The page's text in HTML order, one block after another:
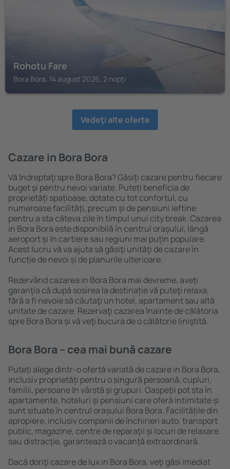
Rohotu Fare
Bora Bora, 14 august 2026, 2 nopți
Vedeţi alte oferte
Cazare in Bora Bora
Vă ȋndreptaţi spre Bora Bora? Găsiți cazare pentru fiecare
buget şi pentru nevoi variate. Puteți beneficia de
proprietăți spațioase, dotate cu tot confortul, cu
numeroase facilități, precum și de pensiuni ieftine
pentru a sta câteva zile în timpul unui city break. Cazarea
in Bora Bora este disponibilă în centrul orașului, lângă
aeroport și în cartiere sau regiuni mai puțin populare.
Acest lucru vă va ajuta să găsiţi unităţi de cazare în
funcție de nevoi și de planurile ulterioare.
Rezervând cazarea in Bora Bora mai devreme, aveți
garanţia că după sosirea la destinație vă puteţi relaxa,
fără a fi nevoie să căutaţi un hotel, apartament sau altă
unitate de cazare. Rezervaţi cazarea înainte de călătoria
spre Bora Bora și vă veţi bucura de o călătorie liniştită.
Bora Bora – cea mai bună cazare
Puteți alege dintr-o ofertă variată de cazare in Bora Bora,
inclusiv proprietăți pentru o singură persoană, cupluri,
familii, persoane ȋn vârstă și grupuri. Oaspeţii pot sta în
apartamente, hoteluri și pensiuni care oferă intimitate și
sunt situate în centrul orașului Bora Bora. Facilitățile din
apropiere, inclusiv companii de închirieri auto, transport
public, magazine, centre de reparaţii și locuri de relaxare
sau distracţie, garantează o vacanță extraordinară.
Dacă doriţi cazare de lux in Bora Bora, veţi găsi imediat